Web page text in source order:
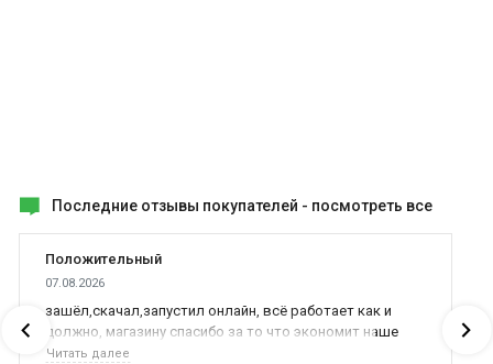
Последние отзывы покупателей - посмотреть все
Положительный
07.08.2026
зашёл,скачал,запустил онлайн, всё работает как и
должно, магазину спасибо за то что экономит наше
время,нервы и деньги, ребята вы красава оказываете
Читать далее